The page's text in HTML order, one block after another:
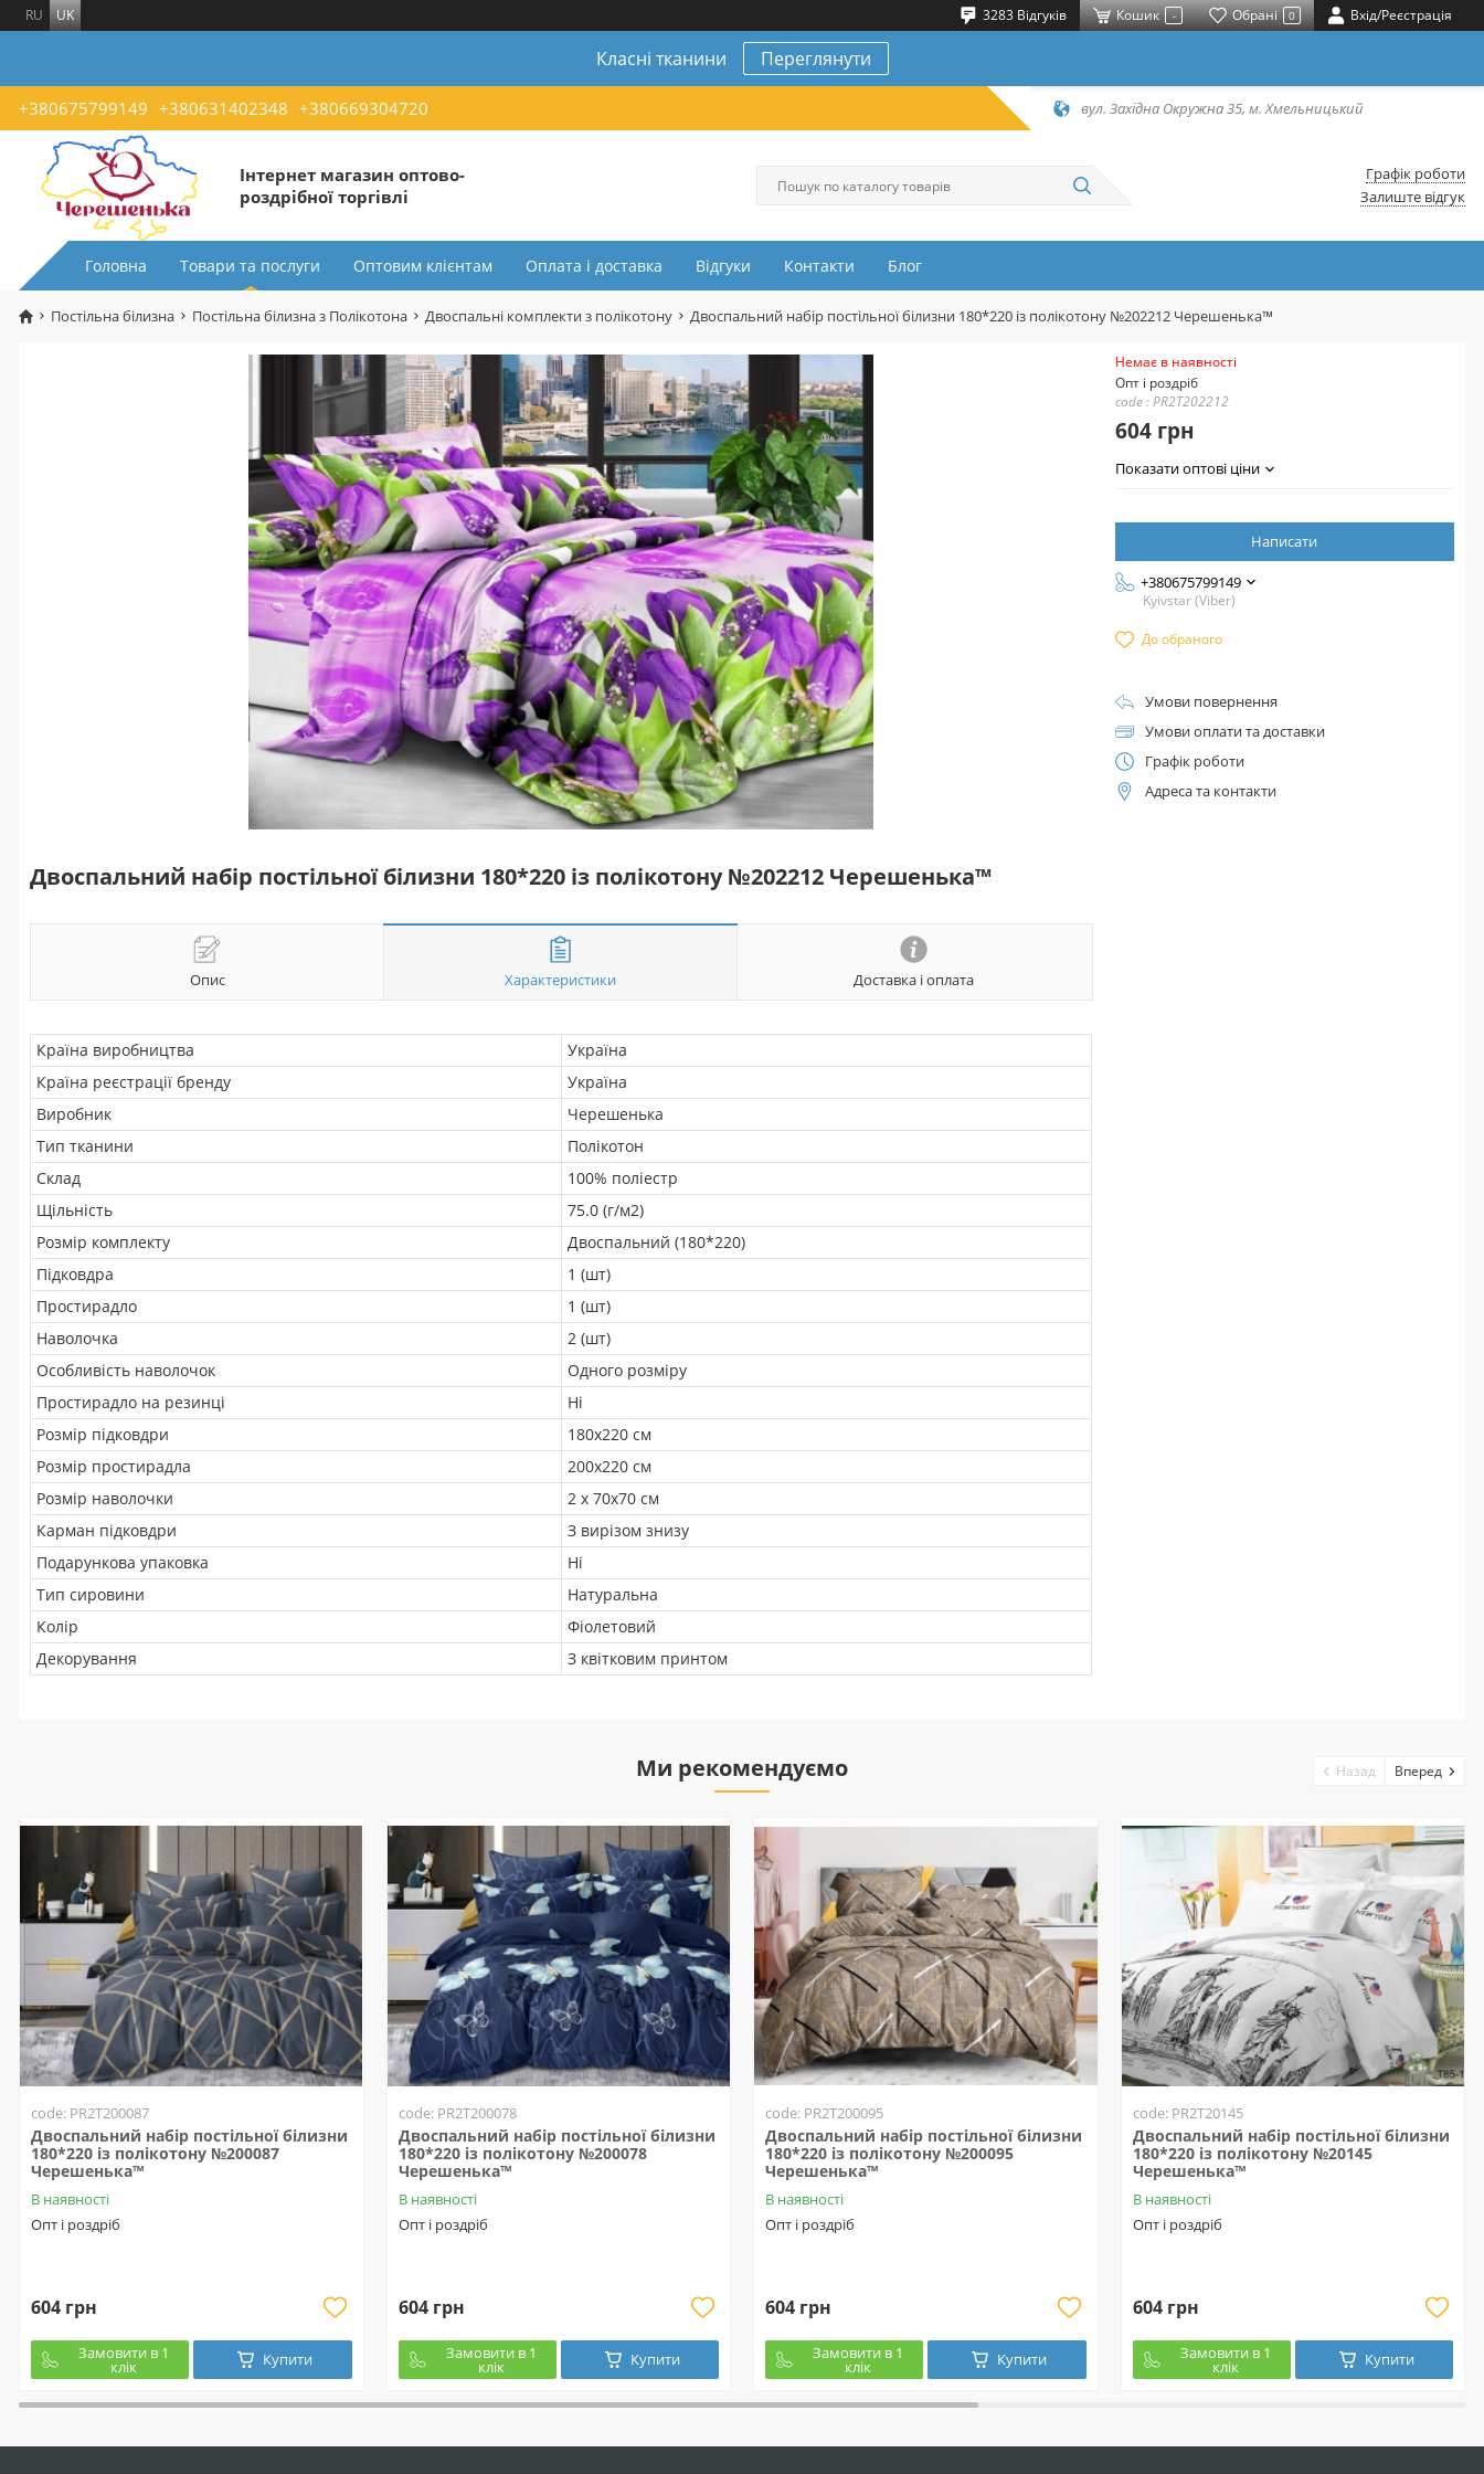
RU UK 3283 Відгуків Кошик - Обрані 0 Вхід/Реєстрація
Класні тканини Переглянути
+380675799149 +380631402348 +380669304720 вул. Західна Окружна 35, м. Хмельницький
Інтернет магазин оптово-
роздрібної торгівлі
Графік роботи
Залиште відгук
Головна Товари та послуги Оптовим клієнтам Оплата і доставка Відгуки Контакти Блог
Постільна білизна Постільна білизна з Полікотона Двоспальні комплекти з полікотону Двоспальний набір постільної білизни 180*220 із полікотону №202212 Черешенька™
Двоспальний набір постільної білизни 180*220 із полікотону №202212 Черешенька™
Опис Характеристики Доставка і оплата
Країна виробництва
Україна
Країна реєстрації бренду
Україна
Виробник
Черешенька
Тип тканини
Полікотон
Склад
100% поліестр
Щільність
75.0 (г/м2)
Розмір комплекту
Двоспальний (180*220)
Підковдра
1 (шт)
Простирадло
1 (шт)
Наволочка
2 (шт)
Особливість наволочок
Одного розміру
Простирадло на резинці
Ні
Розмір підковдри
180х220 см
Розмір простирадла
200х220 см
Розмір наволочки
2 х 70х70 см
Карман підковдри
З вирізом знизу
Подарункова упаковка
Ні
Тип сировини
Натуральна
Колір
Фіолетовий
Декорування
З квітковим принтом
Немає в наявності
Опт і роздріб
code : PR2T202212
604 грн
Показати оптові ціни
Написати
+380675799149
Kyivstar (Viber)
До обраного
Умови повернення
Умови оплати та доставки
Графік роботи
Адреса та контакти
Ми рекомендуємо
code: PR2T200087
Двоспальний набір постільної білизни
180*220 із полікотону №200087
Черешенька™
В наявності
Опт і роздріб
604 грн
Замовити в 1
клік Купити
code: PR2T200078
Двоспальний набір постільної білизни
180*220 із полікотону №200078
Черешенька™
В наявності
Опт і роздріб
604 грн
Замовити в 1
клік Купити
code: PR2T200095
Двоспальний набір постільної білизни
180*220 із полікотону №200095
Черешенька™
В наявності
Опт і роздріб
604 грн
Замовити в 1
клік Купити
code: PR2T20145
Двоспальний набір постільної білизни
180*220 із полікотону №20145
Черешенька™
В наявності
Опт і роздріб
604 грн
Замовити в 1
клік Купити
Назад Вперед